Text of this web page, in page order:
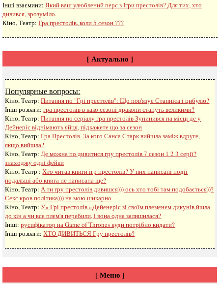
Інші взаємини:Який ваш улюблений перс з Ігри престолів? Для тих, хто
дивився, зрозуміло.
Кіно, Театр:Гра престолів. коли 5 сезон ???
[ Актуально ]
Популярные вопросы:
Кіно, Театр:Питання по "Грі престолів": Що пов'язує Станніса і цибулю?
Інші розваги: ​​гра престолів в како сезоні дракони стануть великими?
Кіно, Театр:Питання по серіалу гра престолів Зупинився на місці де у
Дейнеріс віднімають яйця, підкажете що за сезон
Кіно, Театр:Гра Престолів. За кого Санса Старк вийшла заміж вдруге,
якщо вийшла?
Кіно, Театр: Де можна по дивитися гру престолів 7 сезон 1 2 3 серії?
знаходжу одні фейки
Кіно, Театр :Хто читав книги ігр престолів? У них написані події
подальші або книга не написана ще?
Кіно, Театр: А ти гру престолів дивишся))) ось хто тобі там подобається))?
Секс кров політика))) на мою шикарно
Кіно, Театр:У« Грі престолів »Дейенеріс зі своїм племенем дикунів йшла
до кін а чи все плем'я перебили, і вона одна залишилася?
Інші:русифікатор на Game of Thrones куди потрібно кидати?
Інші розваги: ​​ХТО ДИВИТЬСЯ Гру престолів?
[ Меню ]